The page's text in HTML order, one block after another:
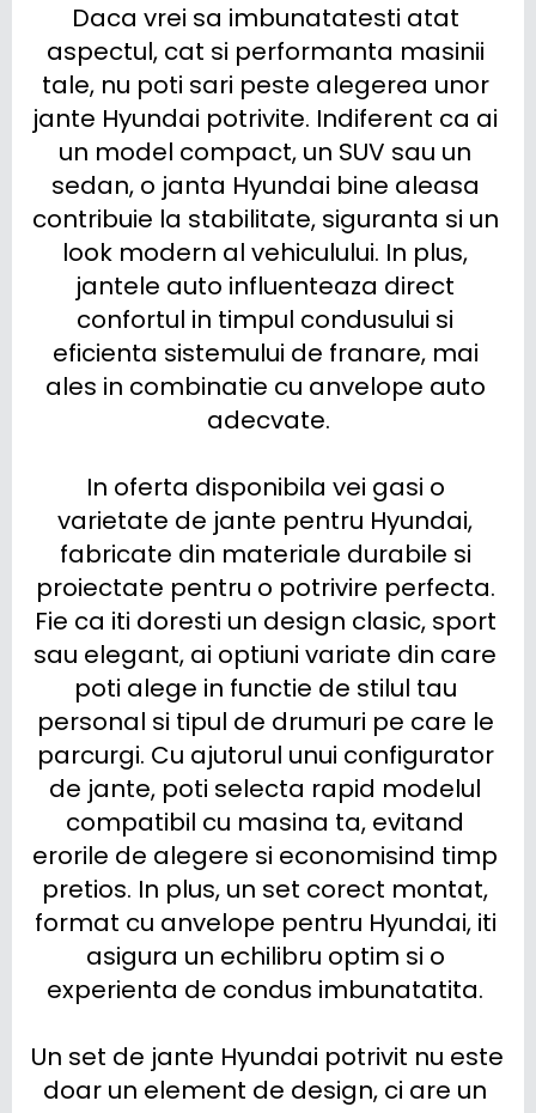
Daca vrei sa imbunatatesti atat
aspectul, cat si performanta masinii
tale, nu poti sari peste alegerea unor
jante Hyundai potrivite. Indiferent ca ai
un model compact, un SUV sau un
sedan, o janta Hyundai bine aleasa
contribuie la stabilitate, siguranta si un
look modern al vehiculului. In plus,
jantele auto influenteaza direct
confortul in timpul condusului si
eficienta sistemului de franare, mai
ales in combinatie cu anvelope auto
adecvate.
In oferta disponibila vei gasi o
varietate de jante pentru Hyundai,
fabricate din materiale durabile si
proiectate pentru o potrivire perfecta.
Fie ca iti doresti un design clasic, sport
sau elegant, ai optiuni variate din care
poti alege in functie de stilul tau
personal si tipul de drumuri pe care le
parcurgi. Cu ajutorul unui configurator
de jante, poti selecta rapid modelul
compatibil cu masina ta, evitand
erorile de alegere si economisind timp
pretios. In plus, un set corect montat,
format cu anvelope pentru Hyundai, iti
asigura un echilibru optim si o
experienta de condus imbunatatita.
Un set de jante Hyundai potrivit nu este
doar un element de design, ci are un